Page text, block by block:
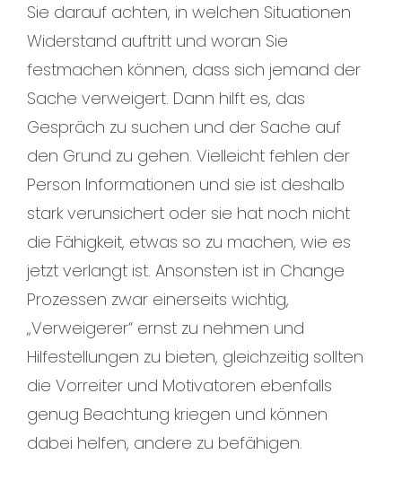
Sie darauf achten, in welchen Situationen
Widerstand auftritt und woran Sie
festmachen können, dass sich jemand der
Sache verweigert. Dann hilft es, das
Gespräch zu suchen und der Sache auf
den Grund zu gehen. Vielleicht fehlen der
Person Informationen und sie ist deshalb
stark verunsichert oder sie hat noch nicht
die Fähigkeit, etwas so zu machen, wie es
jetzt verlangt ist. Ansonsten ist in Change
Prozessen zwar einerseits wichtig,
„Verweigerer“ ernst zu nehmen und
Hilfestellungen zu bieten, gleichzeitig sollten
die Vorreiter und Motivatoren ebenfalls
genug Beachtung kriegen und können
dabei helfen, andere zu befähigen.